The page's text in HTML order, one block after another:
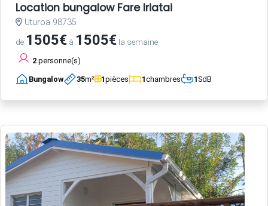
Location bungalow Fare Iriatai
Uturoa 98735
de 1505€ à 1505€ la semaine
2 personne(s)
Bungalow 35m² 1pièces 1chambres 1SdB